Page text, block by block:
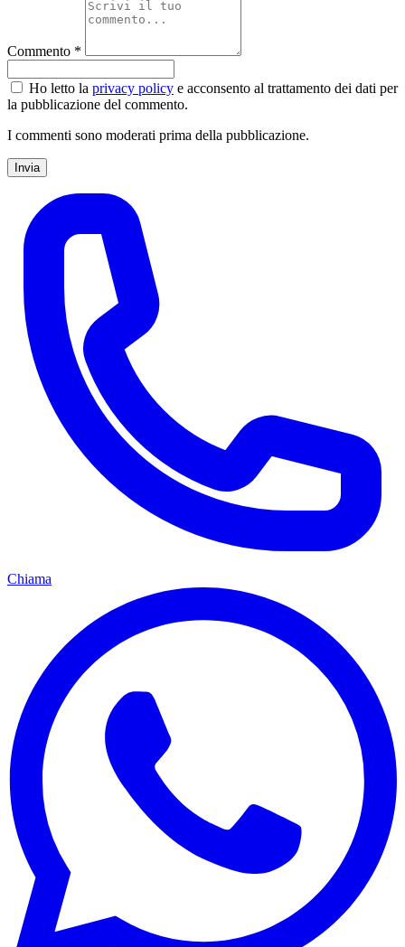
Commento *
Ho letto la privacy policy e acconsento al trattamento dei dati per
la pubblicazione del commento.
I commenti sono moderati prima della pubblicazione.
Invia
Chiama